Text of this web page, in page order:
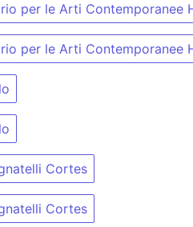
per le Arti Contemporanee
per le Arti Contemporanee
Cortes
Cortes